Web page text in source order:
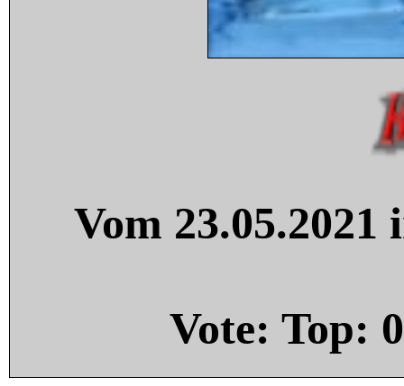
Vom
Vote: Top: 0